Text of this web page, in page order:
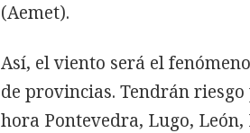
(Aemet).
Así, el viento será el
de provincias. Tendrán
hora Pontevedra, Lugo,